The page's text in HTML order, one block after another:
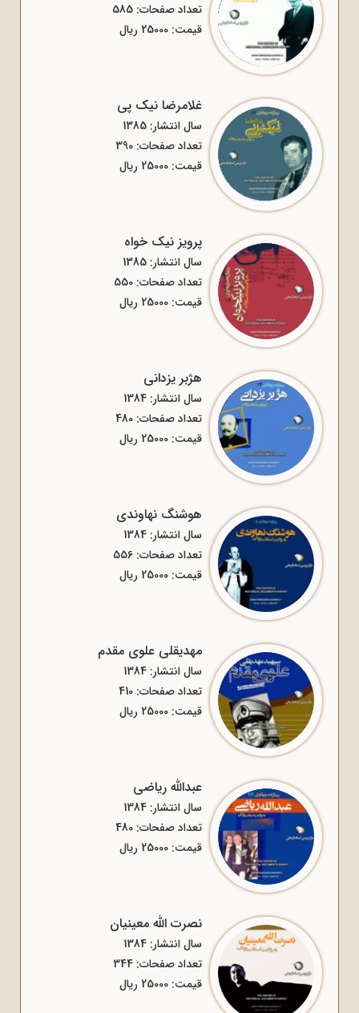
تعداد صفحات: 585
قیمت: 25000 ریال
غلامرضا نیک پی
سال انتشار: 1385
تعداد صفحات: 390
قیمت: 25000 ریال
پرویز نیک خواه
سال انتشار: 1385
تعداد صفحات: 550
قیمت: 25000 ریال
هژبر یزدانی
سال انتشار: 1384
تعداد صفحات: 480
قیمت: 25000 ریال
هوشنگ نهاوندی
سال انتشار: 1384
تعداد صفحات: 556
قیمت: 25000 ریال
مهدیقلی علوی مقدم
سال انتشار: 1384
تعداد صفحات: 410
قیمت: 25000 ریال
عبدالله ریاضی
سال انتشار: 1384
تعداد صفحات: 480
قیمت: 25000 ریال
نصرت الله معینیان
سال انتشار: 1384
تعداد صفحات: 344
قیمت: 25000 ریال